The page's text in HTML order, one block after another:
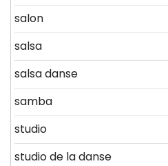
salon
salsa
salsa danse
samba
studio
studio de la danse